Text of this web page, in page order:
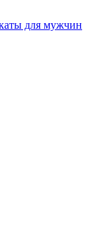
для мужчин